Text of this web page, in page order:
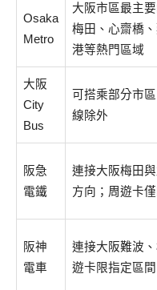
Osaka
Metro
大阪市區最主
梅田、心齋橋
港等熱門區域
大阪
City
Bus
可搭乘部分市
線除外
阪急
電鐵
連接大阪梅田
方向；周遊卡
阪神
電車
連接大阪難波
遊卡限指定區間